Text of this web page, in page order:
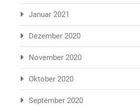
Januar 2021
Dezember 2020
November 2020
Oktober 2020
September 2020